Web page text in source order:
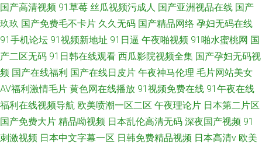
国产高清视频 91草莓 丝瓜视频污成人 国产亚洲视品在线 国产
玖玖 国产免费毛不卡片 久久无码 国产精品网络 孕妇无码在线
91手机论坛 91视频新地址 91日逼 午夜啪视频 91啪水蜜桃网 国
产二区无码 91日韩在线观看 西瓜影院视频全集 国产孕妇无码视
频 国产在线福利 国产在线日皮片 午夜神马伦理 毛片网站美女
AV福利激情毛片 黄色网在线播放 91视频免费在线 91午夜在线
福利在线视频导航 欧美喷潮一区二区 午夜理论片 日本第二片区
国产免费大片 精品呦视频 日本乱伦高清无码 深夜国产视频 91
刺激视频 日本中文字幕一区 日韩免费精品视频 日本高清v 欧美